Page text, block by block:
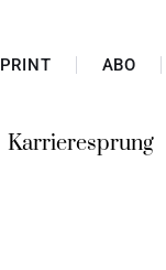
PRINT ABO
Karrieresprung